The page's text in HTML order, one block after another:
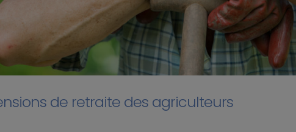
de retraite des agriculteurs